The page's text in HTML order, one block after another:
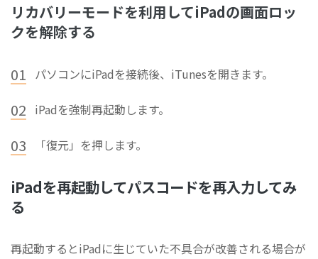
リカバリーモードを利用してiPadの画面ロッ
クを解除する
01 パソコンにiPadを接続後、iTunesを開きます。
02 iPadを強制再起動します。
03 「復元」を押します。
iPadを再起動してパスコードを再入力してみ
る
再起動するとiPadに生じていた不具合が改善される場合が